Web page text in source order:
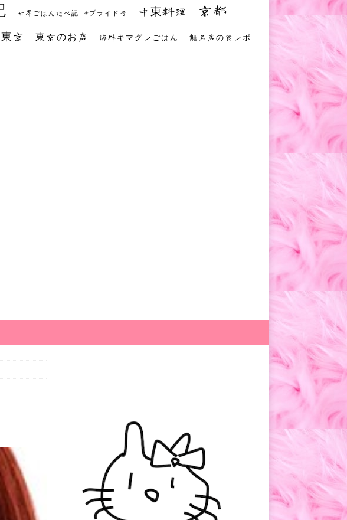
世界ごはんたべ記 #プライド号 中東料理 京都
東京 東京のお店 海外キマグレごはん 無名店の食レポ